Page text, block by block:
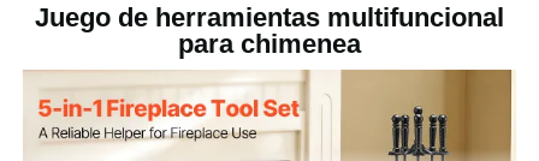
Juego de herramientas multifuncional
para chimenea